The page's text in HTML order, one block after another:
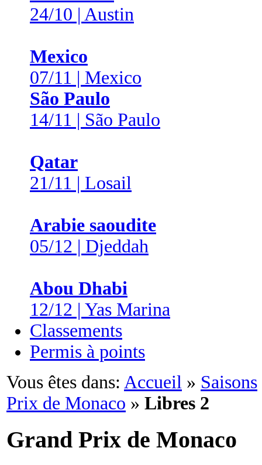
24/10 | Austin
Mexico
07/11 | Mexico
São Paulo
14/11 | São Paulo
Qatar
21/11 | Losail
Arabie saoudite
05/12 | Djeddah
Abou Dhabi
12/12 | Yas Marina
Classements
Permis à points
Vous êtes dans: Accueil » Saisons
Prix de Monaco » Libres 2
Grand Prix de Monaco